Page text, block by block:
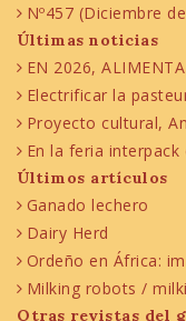
Nº457 (Diciembre
Últimas noticias
EN 2026,
Electrificar la
Proyecto cultural,
En la feria interpack
Últimos artículos
Ganado lechero
Dairy Herd
Ordeño en África:
Milking robots /
Otras revistas del